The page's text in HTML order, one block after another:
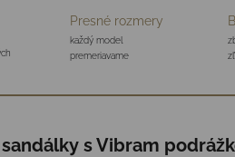
Presné rozmery
každý model
premeriavame
s Vibram